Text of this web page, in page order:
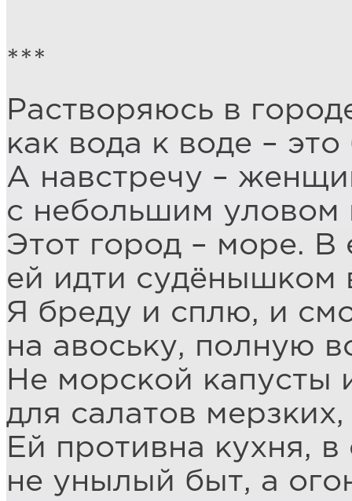
***
Растворяюсь в
как вода к воде – это
А навстречу –
с небольшим уловом
Этот город – море. В
ей идти судёнышком
Я бреду и сплю, и
на авоську, полную
Не морской капусты
для салатов
Ей противна кухня, в
не унылый быт, а